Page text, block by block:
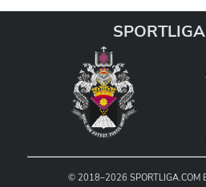
© 2018–2026 SPORTLIGA.COM